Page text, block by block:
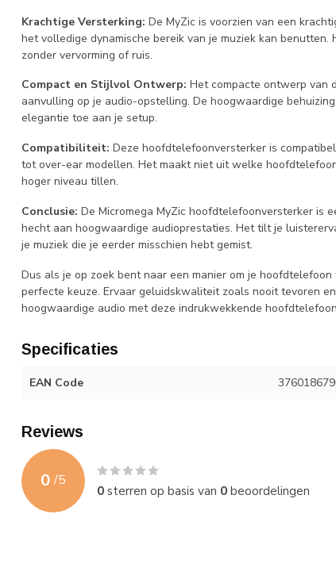
Krachtige Versterking: De MyZic is voorzien van een
het volledige dynamische bereik van je muziek kan
zonder vervorming of ruis.
Compact en Stijlvol Ontwerp: Het compacte ontwerp van
aanvulling op je audio-opstelling. De hoogwaardige
elegantie toe aan je setup.
Compatibiliteit: Deze hoofdtelefoonversterker is
tot over-ear modellen. Het maakt niet uit welke
hoger niveau tillen.
Conclusie: De Micromega MyZic hoofdtelefoonversterker is
hecht aan hoogwaardige audioprestaties. Het tilt je
je muziek die je eerder misschien hebt gemist.
Dus als je op zoek bent naar een manier om je
perfecte keuze. Ervaar geluidskwaliteit zoals nooit tevoren
hoogwaardige audio met deze indrukwekkende
Specificaties
EAN Code
Reviews
0 /5
0sterren op basis van 0beoordelingen